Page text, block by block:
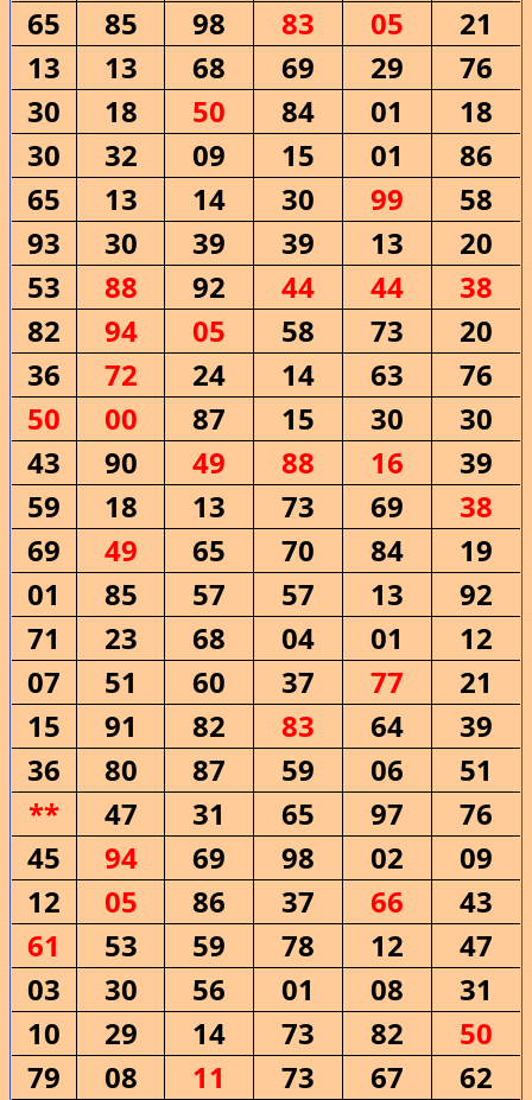
65
85 98 83 05
21
13
13 68 69 29
76
30
18 50 84 01
18
30
32 09 15 01
86
65
13 14 30 99
58
93
30 39 39 13
20
53
88 92 44 44
38
82
94 05 58 73
20
36
72 24 14 63
76
50
00 87 15 30
30
43
90 49 88 16
39
59
18 13 73 69
38
69
49 65 70 84
19
01
85 57 57 13
92
71
23 68 04 01
12
07
51 60 37 77
21
15
91 82 83 64
39
36
80 87 59 06
51
**
47 31 65 97
76
45
94 69 98 02
09
12
05 86 37 66
43
61
53 59 78 12
47
03
30 56 01 08
31
10
29 14 73 82
50
79
08 11 73 67
62